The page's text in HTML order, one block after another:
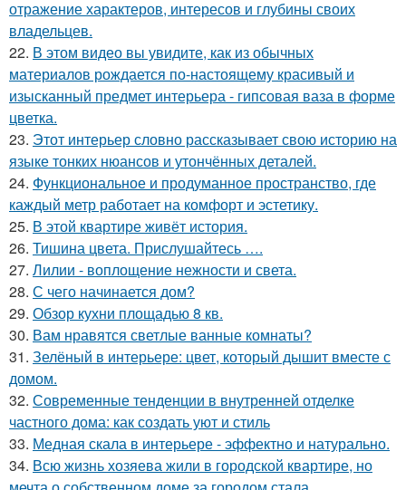
отражение характеров, интересов и глубины своих
владельцев.
22. В этом видео вы увидите, как из обычных
материалов рождается по-настоящему красивый и
изысканный предмет интерьера - гипсовая ваза в форме
цветка.
23. Этот интерьер словно рассказывает свою историю на
языке тонких нюансов и утончённых деталей.
24. Функциональное и продуманное пространство, где
каждый метр работает на комфорт и эстетику.
25. В этой квартире живёт история.
26. Тишина цвета. Прислушайтесь ….
27. Лилии - воплощение нежности и света.
28. С чего начинается дом?
29. Обзор кухни площадью 8 кв.
30. Вам нравятся светлые ванные комнаты?
31. Зелёный в интерьере: цвет, который дышит вместе с
домом.
32. Современные тенденции в внутренней отделке
частного дома: как создать уют и стиль
33. Медная скала в интерьере - эффектно и натурально.
34. Всю жизнь хозяева жили в городской квартире, но